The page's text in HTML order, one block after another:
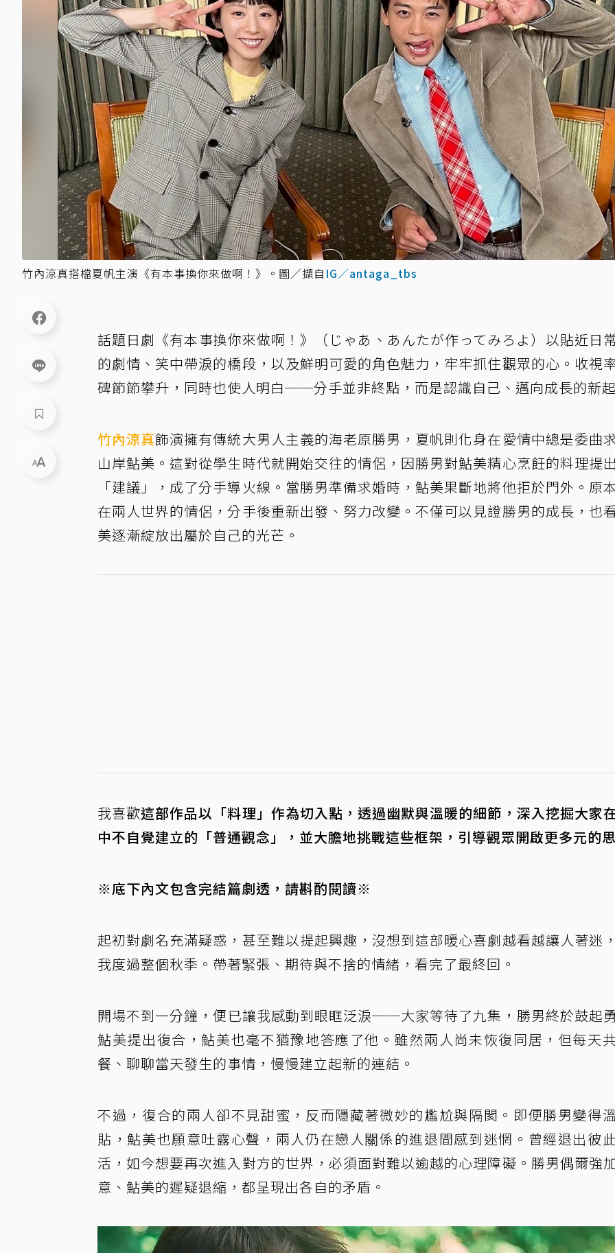
竹內涼真搭檔夏帆主演《有本事換你來做啊！》。圖／擷自 IG／antaga_tbs
話題日劇《有本事換你來做啊！》（じゃあ、あんたが作ってみろよ）以貼近日
的劇情、笑中帶淚的橋段，以及鮮明可愛的角色魅力，牢牢抓住觀眾的心。收視
碑節節攀升，同時也使人明白──分手並非終點，而是認識自己、邁向成長的新起
竹內涼真飾演擁有傳統大男人主義的海老原勝男，夏帆則化身在愛情中總是委曲
山岸鮎美。這對從學生時代就開始交往的情侶，因勝男對鮎美精心烹飪的料理提
「建議」，成了分手導火線。當勝男準備求婚時，鮎美果斷地將他拒於門外。原
在兩人世界的情侶，分手後重新出發、努力改變。不僅可以見證勝男的成長，也
美逐漸綻放出屬於自己的光芒。
我喜歡這部作品以「料理」作為切入點，透過幽默與溫暖的細節，深入挖掘大家
中不自覺建立的「普通觀念」，並大膽地挑戰這些框架，引導觀眾開啟更多元的
※底下內文包含完結篇劇透，請斟酌閱讀※
起初對劇名充滿疑惑，甚至難以提起興趣，沒想到這部暖心喜劇越看越讓人著迷
我度過整個秋季。帶著緊張、期待與不捨的情緒，看完了最終回。
開場不到一分鐘，便已讓我感動到眼眶泛淚──大家等待了九集，勝男終於鼓起
鮎美提出復合，鮎美也毫不猶豫地答應了他。雖然兩人尚未恢復同居，但每天
餐、聊聊當天發生的事情，慢慢建立起新的連結。
不過，復合的兩人卻不見甜蜜，反而隱藏著微妙的尷尬與隔閡。即便勝男變得
貼，鮎美也願意吐露心聲，兩人仍在戀人關係的進退間感到迷惘。曾經退出彼
活，如今想要再次進入對方的世界，必須面對難以逾越的心理障礙。勝男偶爾強
意、鮎美的遲疑退縮，都呈現出各自的矛盾。